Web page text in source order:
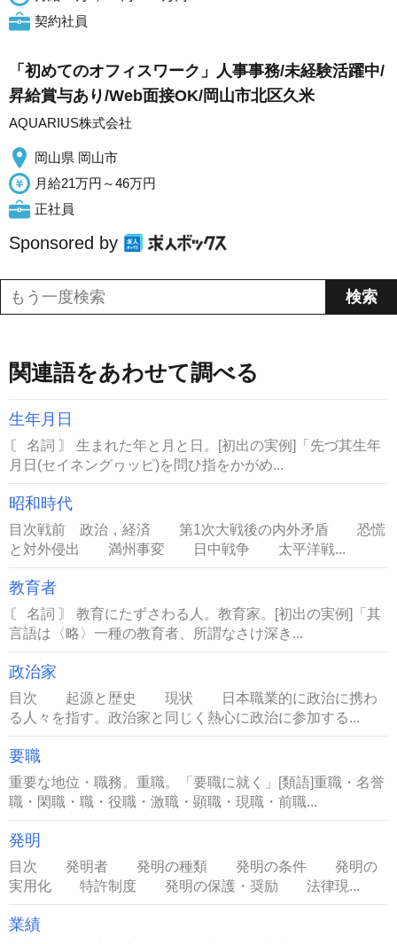
契約社員
「初めてのオフィスワーク」人事事務/未経験活躍中/
昇給賞与あり/Web面接OK/岡山市北区久米
AQUARIUS株式会社
岡山県 岡山市
月給21万円～46万円
正社員
Sponsored by
関連語をあわせて調べる
生年月日
〘 名詞 〙 生まれた年と月と日。[初出の実例]「先づ其生年
月日(セイネングヮッピ)を問ひ指をかがめ...
昭和時代
目次戦前 政治，経済 第1次大戦後の内外矛盾 恐慌
と対外侵出 満州事変 日中戦争 太平洋戦...
教育者
〘 名詞 〙 教育にたずさわる人。教育家。[初出の実例]「其
言語は〈略〉一種の教育者、所謂なさけ深き...
政治家
目次 起源と歴史 現状 日本職業的に政治に携わ
る人々を指す。政治家と同じく熱心に政治に参加する...
要職
重要な地位・職務。重職。「要職に就く」[類語]重職・名誉
職・閑職・職・役職・激職・顕職・現職・前職...
発明
目次 発明者 発明の種類 発明の条件 発明の
実用化 特許制度 発明の保護・奨励 法律現...
業績